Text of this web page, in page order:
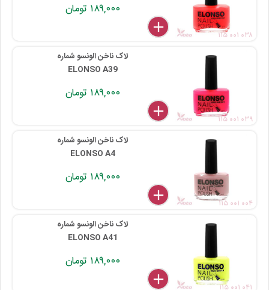
۱۸۹,۰۰۰ تومان
delete
remove
add
۱۱۵ ۰۰۱ ۰۳۸
لاک ناخن الونسو شماره
ELONSO A39
۱۸۹,۰۰۰ تومان
delete
remove
add
۱۱۵ ۰۰۱ ۰۳۹
لاک ناخن الونسو شماره
ELONSO A4
۱۸۹,۰۰۰ تومان
delete
remove
add
۱۱۵ ۰۰۱ ۰۰۴
لاک ناخن الونسو شماره
ELONSO A41
۱۸۹,۰۰۰ تومان
delete
remove
add
۱۱۵ ۰۰۱ ۰۴۱